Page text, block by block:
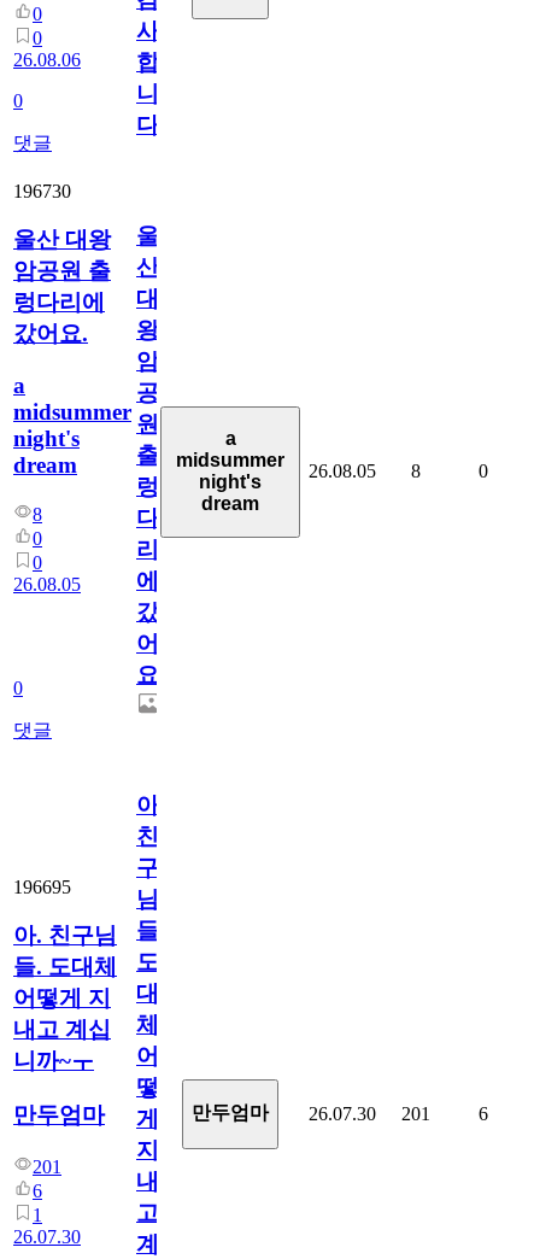
0
0
26.08.06
0
댓글
사
합
니
다
196730
울산 대왕
암공원 출
렁다리에
갔어요.
a
midsummer
night's
dream
8
0
0
26.08.05
0
댓글
울
산
대
왕
암
공
원
출
렁
다
리
에
갔
어
요.
a
midsummer
night's
dream
26.08.05 8 0
196695
아. 친구님
들. 도대체
어떻게 지
내고 계십
니까~ㅜ
만두엄마
201
6
1
26.07.30
아.
친
구
님
들.
도
대
체
어
떻
게
지
내
고
계
만두엄마 26.07.30 201 6